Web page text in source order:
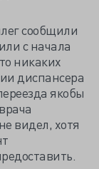
сообщили
с начала
никаких
диспансера
якобы
видел, хотя